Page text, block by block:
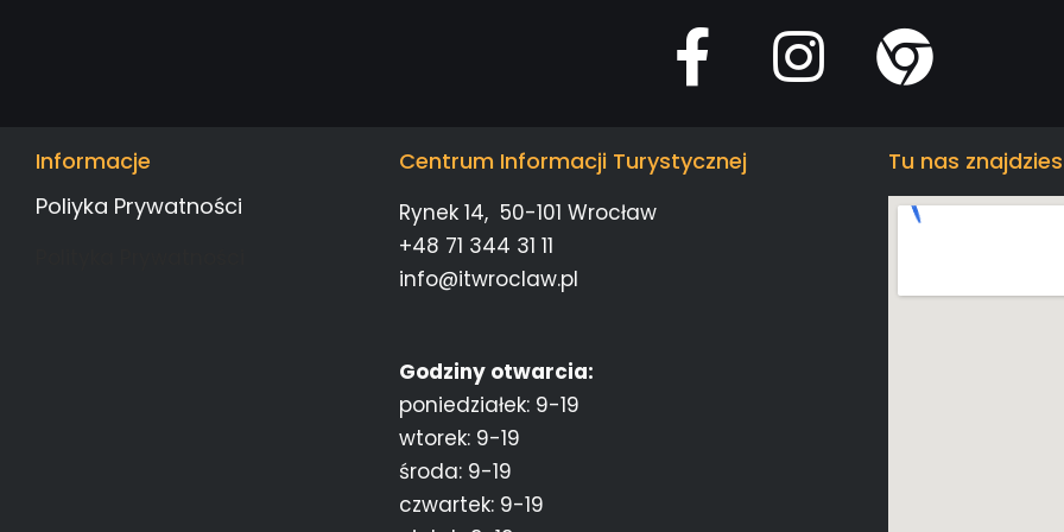
Informacje
Poliyka Prywatności
Centrum Informacji Turystycznej
Rynek 14, 50-101 Wrocław
+48 71 344 31 11
info@itwroclaw.pl
Godziny otwarcia:
poniedziałek: 9-19
wtorek: 9-19
środa: 9-19
czwartek: 9-19
Tu nas